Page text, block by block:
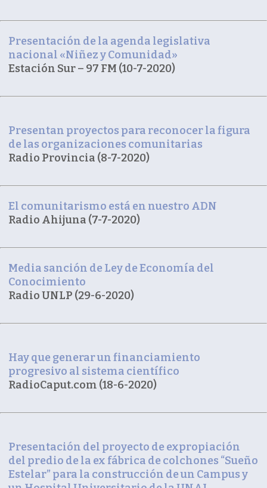
Presentación de la agenda legislativa
nacional «Niñez y Comunidad»
Estación Sur – 97 FM (10-7-2020)
Presentan proyectos para reconocer la figura
de las organizaciones comunitarias
Radio Provincia (8-7-2020)
El comunitarismo está en nuestro ADN
Radio Ahijuna (7-7-2020)
Media sanción de Ley de Economía del
Conocimiento
Radio UNLP (29-6-2020)
Hay que generar un financiamiento
progresivo al sistema científico
RadioCaput.com (18-6-2020)
Presentación del proyecto de expropiación
del predio de la ex fábrica de colchones “Sueño
Estelar” para la construcción de un Campus y